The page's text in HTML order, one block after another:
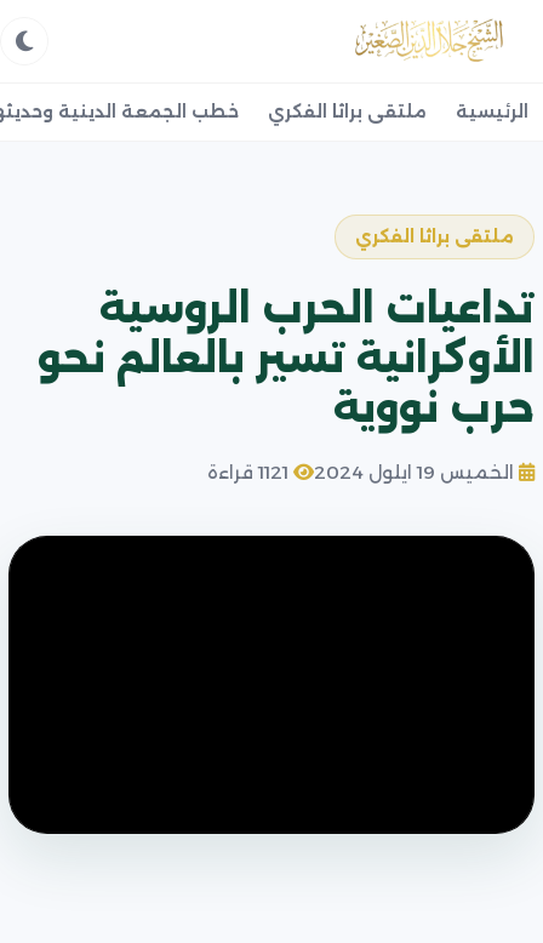
الرئيسية ملتقى براثا الفكري خطب الجمعة الدينية
ملتقى براثا الفكري
تداعيات الحرب الروسية
الأوكرانية تسير بالعالم نحو
حرب نووية
الخميس 19 ايلول 2024